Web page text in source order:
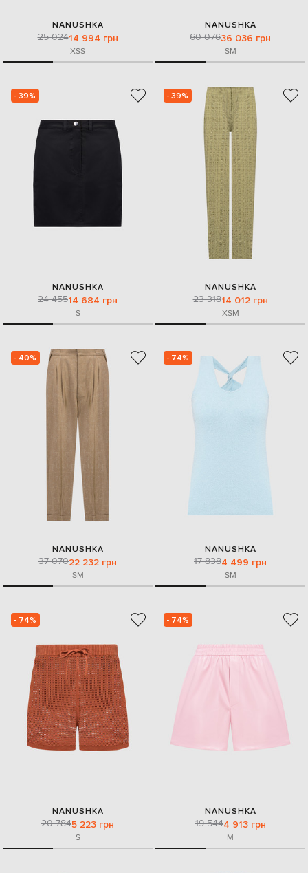
NANUSHKA
25 02414 994 грн
XSS
NANUSHKA
60 07636 036 грн
SM
- 39%
NANUSHKA
24 45514 684 грн
S
- 39%
NANUSHKA
23 31814 012 грн
XSM
- 40%
NANUSHKA
37 07022 232 грн
SM
- 74%
NANUSHKA
17 8384 499 грн
SM
- 74%
NANUSHKA
20 7845 223 грн
S
- 74%
NANUSHKA
19 5444 913 грн
M